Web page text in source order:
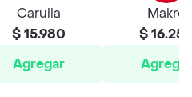
Carulla
$ 15.980
Agregar
Makro
$
Agregar